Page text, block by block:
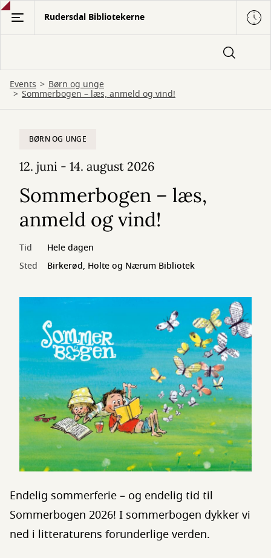
Gå
hovedindhold
Rudersdal Bibliotekerne
Events Børn og unge
Sommerbogen – læs, anmeld og vind!
BØRN OG UNGE
12. juni - 14. august 2026
Sommerbogen – læs,
anmeld og vind!
Tid
Hele dagen
Sted
Birkerød, Holte og Nærum Bibliotek
Endelig sommerferie – og endelig tid til
Sommerbogen 2026! I sommerbogen dykker vi
ned i litteraturens forunderlige verden.